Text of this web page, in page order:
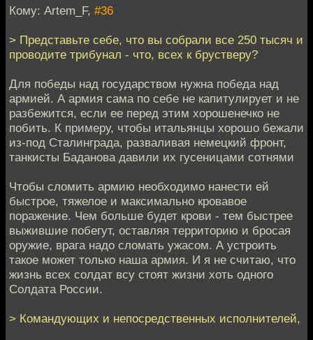
Кому: Artem_F, #36
> Представьте себе, что вы собрали все 250 тысяч и
проводите трибунал - что, всех к брустверу?
Для победы над государством нужна победа над
армией. А армия сама по себе не капитулирует и не
разбежится, если ее перед этим хорошенечко не
побить. К примеру, чтобы итальянцы хорошо бежали
из-под Сталинграда, разваливая немецкий фронт,
танкисты Баданова давили их гусеницами сотнями
Чтобы сломить армию необходимо нанести ей
быстрое, тяжелое и максимально кровавое
поражение. Чем больше будет крови - тем быстрее
выжившие побегут, оставляя территорию и бросая
оружие, врага надо сломать ужасом. А устроить
такое может только наша армия. И я не считаю, что
жизнь всех солдат всу стоят жизни хоть одного
Солдата России.
> Командующих и непосредственных исполнителей,